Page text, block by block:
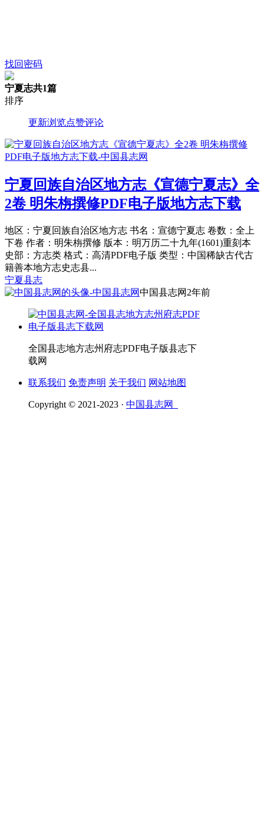
找回密码
宁夏志共1篇
排序
更新浏览点赞评论
宁夏回族自治区地方志《宣德宁夏志》全
2卷 明朱栴撰修PDF电子版地方志下载
地区：宁夏回族自治区地方志 书名：宣德宁夏志 卷数：全上
下卷 作者：明朱栴撰修 版本：明万历二十九年(1601)重刻本
史部：方志类 格式：高清PDF电子版 类型：中国稀缺古代古
籍善本地方志史志县...
宁夏县志
中国县志网 2年前
全国县志地方志州府志PDF电子版县志下
载网
联系我们 免责声明 关于我们 网站地图
Copyright © 2021-2023 · 中国县志网